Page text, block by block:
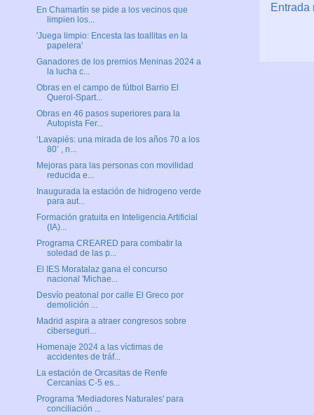
Entrada
En Chamartín se pide a los vecinos que
limpien los...
'Juega limpio: Encesta las toallitas en la
papelera'
Ganadores de los premios Meninas 2024 a
la lucha c...
Obras en el campo de fútbol Barrio El
Querol-Spart...
Obras en 46 pasos superiores para la
Autopista Fer...
‘Lavapiés: una mirada de los años 70 a los
80’ , n...
Mejoras para las personas con movilidad
reducida e...
Inaugurada la estación de hidrogeno verde
para aut...
Formación gratuita en Inteligencia Artificial
(IA)...
Programa CREARED para combatir la
soledad de las p...
El IES Moratalaz gana el concurso
nacional 'Michae...
Desvío peatonal por calle El Greco por
demolición ...
Madrid aspira a atraer congresos sobre
ciberseguri...
Homenaje 2024 a las víctimas de
accidentes de tráf...
La estación de Orcasitas de Renfe
Cercanías C-5 es...
Programa 'Mediadores Naturales' para
conciliación ...